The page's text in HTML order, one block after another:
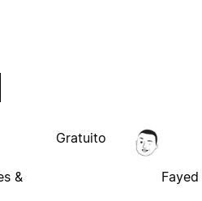
&
Gratuito
Fayed